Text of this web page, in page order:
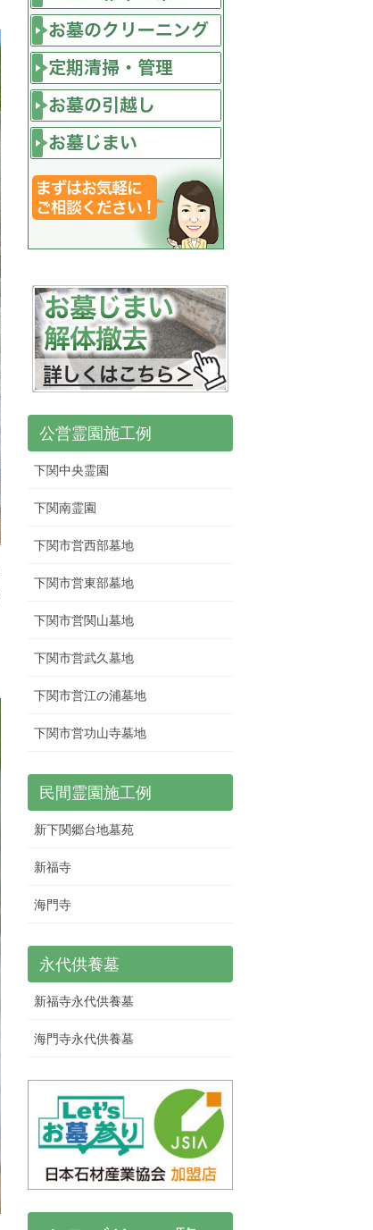
公営霊園施工例
下関中央霊園
下関南霊園
下関市営西部墓地
下関市営東部墓地
下関市営関山墓地
下関市営武久墓地
下関市営江の浦墓地
下関市営功山寺墓地
民間霊園施工例
新下関郷台地墓苑
新福寺
海門寺
永代供養墓
新福寺永代供養墓
海門寺永代供養墓